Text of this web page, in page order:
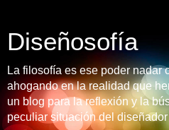
Diseñosofía
La filosofía es ese poder nadar
ahogando en la realidad que
un blog para la reflexión y la
peculiar situación del